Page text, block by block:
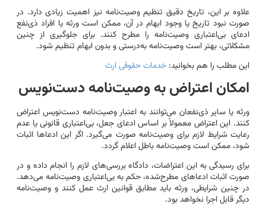
علاوه بر این، تاریخ دقیق تنظیم وصیت‌نامه نیز اهمیت زیادی دارد. در
صورت نبود تاریخ یا وجود ابهام در آن، ممکن است ورثه یا افراد ذی‌نفع
ادعای بی‌اعتباری وصیت‌نامه را مطرح کنند. برای جلوگیری از چنین
مشکلاتی، بهتر است وصیت‌نامه به‌درستی و بدون ابهام تنظیم شود.
این مطلب را هم بخوانید:خدمات حقوقی ارث
امکان اعتراض به وصیت‌نامه دست‌نویس
ورثه یا سایر ذی‌نفعان می‌توانند به اعتبار وصیت‌نامه دست‌نویس اعتراض
کنند. این اعتراض معمولاً بر اساس ادعای جعل، بی‌اعتباری قانونی یا عدم
رعایت شرایط لازم برای وصیت‌نامه صورت می‌گیرد. اگر این ادعاها اثبات
شود، ممکن است وصیت‌نامه باطل اعلام گردد.
برای رسیدگی به این اعتراضات، دادگاه بررسی‌های لازم را انجام داده و در
صورت اثبات ادعاهای مطرح‌شده، حکم به بی‌اعتباری وصیت‌نامه می‌دهد.
در چنین شرایطی، ورثه باید مطابق قوانین ارث عمل کنند و وصیت‌نامه
دیگر قابل اجرا نخواهد بود.